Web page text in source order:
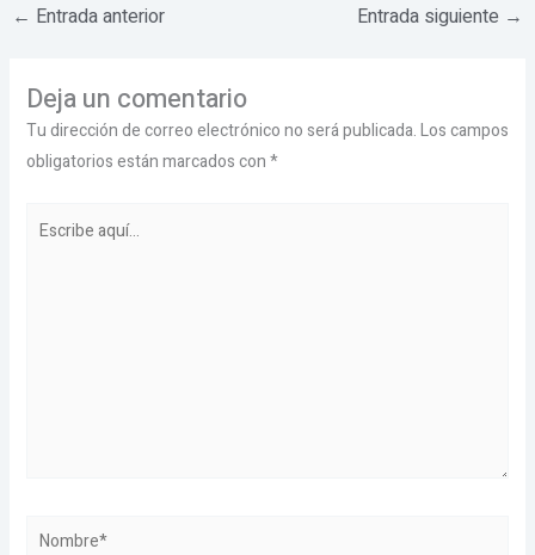
← Entrada anterior Entrada siguiente →
Deja un comentario
Tu dirección de correo electrónico no será publicada.Los campos
obligatorios están marcados con*
Nombre*